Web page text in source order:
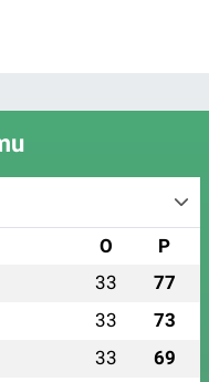
O P
33 77
33 73
33 69